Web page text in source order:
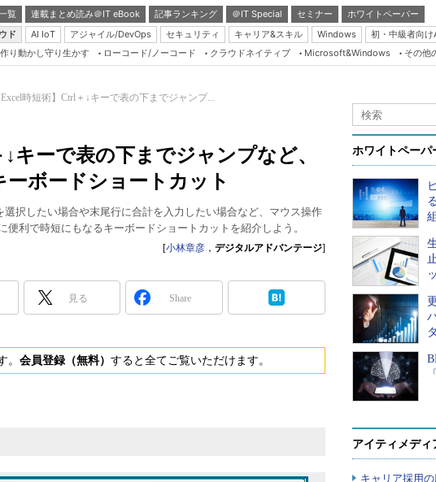
覧 連載まとめ読み＠IT eBook 記事ランキング ＠IT Special セミナー
ホワイトペーパー
ド
AI IoT アジャイル/DevOps セキュリティ キャリア&スキル Windows 初・中級者向け
Server & Storage
Java Agile
Database Expert
Linux ＆ OSS
Master of IP Network
Security & Trust
ブログ
り動かし守り生かす ローコード/ノーコード クラウドネイティブ Microsoft&Windows その他
Excel時短術】Ctrl＋↓キーで表の下までジャンプ...
↓キーで表の下までジャンプなど、
ボードショートカット
択したい場合や末尾行に合計を入力したい場合など、マウス操作
利で時短にもなるキーボードショートカットを紹介しよう。
[小林章彦 ， デジタルアドバンテージ]
見る Share
。 会員登録（無料） すると全てご覧いただけます。
ホワイトペーパ
アイティメディ
キャリア採用